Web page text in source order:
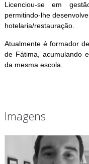
Licenciou-se em
permitindo-lhe
hotelaria/restauração.
Atualmente é formador
de Fátima, acumulando
da mesma escola.
Imagens